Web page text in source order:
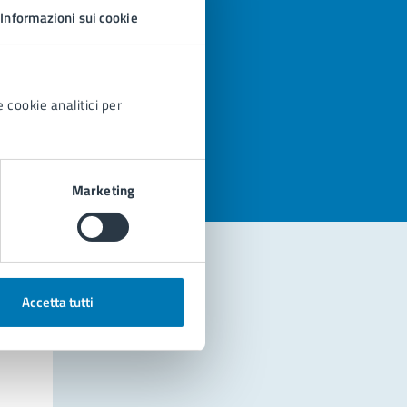
Informazioni sui cookie
cookie analitici per
Marketing
Accetta tutti